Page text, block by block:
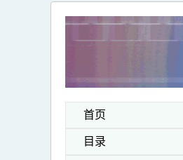
首页
目录